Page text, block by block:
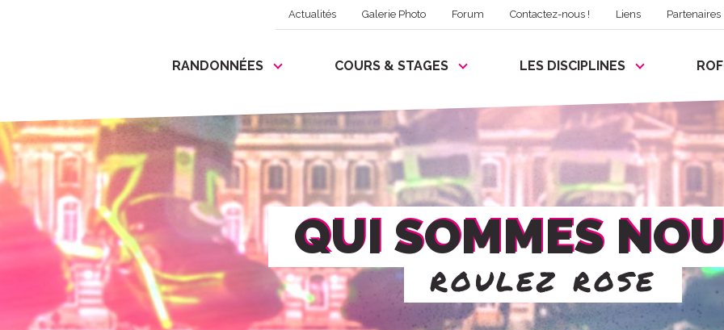
RANDONNÉES COURS & STAGES LES DISCIPLINES
Actualités Galerie Photo Forum Contactez-nous ! Liens Partenaires
QUI SOMMES
roulez rose